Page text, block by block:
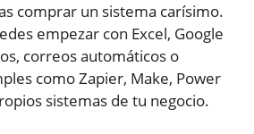
comprar un sistema carísimo.
empezar con Excel, Google
correos automáticos o
como Zapier, Make, Power
sistemas de tu negocio.